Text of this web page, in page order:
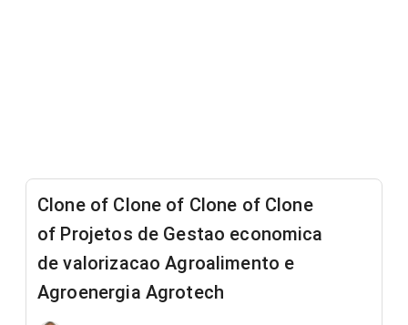
Clone of Clone of Clone of Clone
of Projetos de Gestao economica
de valorizacao Agroalimento e
Agroenergia Agrotech